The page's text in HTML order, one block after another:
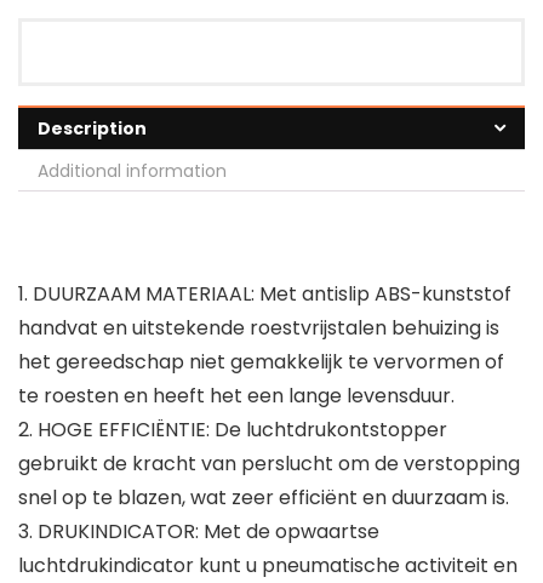
Description
Additional information
1. DUURZAAM MATERIAAL: Met antislip ABS-kunststof
handvat en uitstekende roestvrijstalen behuizing is
het gereedschap niet gemakkelijk te vervormen of
te roesten en heeft het een lange levensduur.
2. HOGE EFFICIËNTIE: De luchtdrukontstopper
gebruikt de kracht van perslucht om de verstopping
snel op te blazen, wat zeer efficiënt en duurzaam is.
3. DRUKINDICATOR: Met de opwaartse
luchtdrukindicator kunt u pneumatische activiteit en